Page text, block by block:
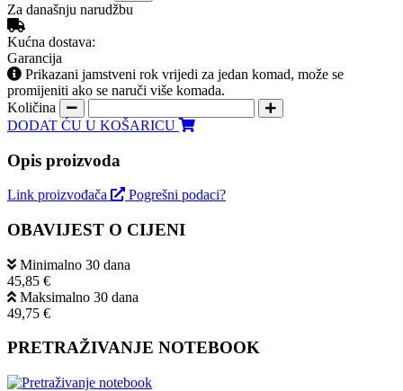
Za današnju narudžbu
Kućna dostava:
Garancija
Prikazani jamstveni rok vrijedi za jedan komad, može se
promijeniti ako se naruči više komada.
Količina
DODAT ĆU U KOŠARICU
Opis proizvoda
Link proizvođača Pogrešni podaci?
OBAVIJEST O CIJENI
Minimalno 30 dana
45,85 €
Maksimalno 30 dana
49,75 €
PRETRAŽIVANJE NOTEBOOK